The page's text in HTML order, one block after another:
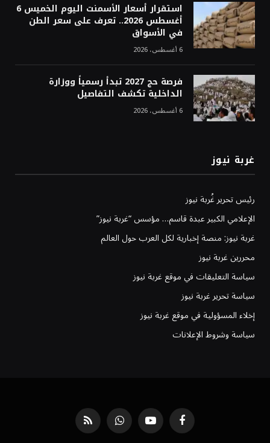
استقرار أسعار الأسمنت اليوم الخميس 6
أغسطس 2026.. تعرف على سعر الطن
في الأسواق
6 أغسطس، 2026
فرصة حج 2027 تبدأ رسمياً ووزارة
الداخلية تكشف التفاصيل
6 أغسطس، 2026
غربة نيوز
رئيس تحرير غُربة نيوز
الإعلامي الكبير عبدة قاسم… مؤسس “غربة نيوز”
غربة نيوز: منصة إخبارية لكل العرب حول العالم
محررين غربة نيوز
سياسة التعليقات في موقع غربة نيوز
سياسة تحرير غربة نيوز
إخلاء المسؤولية في موقع غربة نيوز
سياسة وشروط الإعلانات
فيسبوك يوتيوب واتساب RSS